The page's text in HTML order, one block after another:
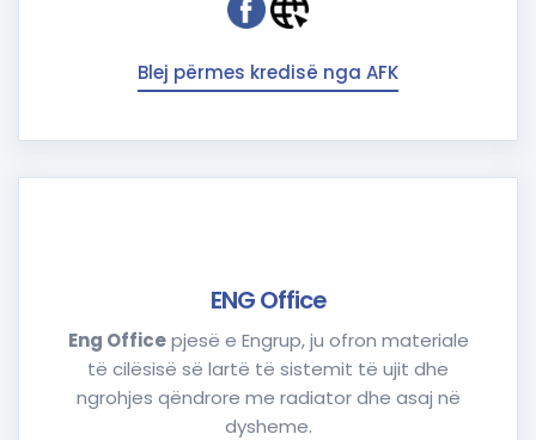
Blej përmes kredisë nga AFK
ENG Office
Eng Officepjesë e Engrup, ju ofron materiale
të cilësisë së lartë të sistemit të ujit dhe
ngrohjes qëndrore me radiator dhe asaj në
dysheme.